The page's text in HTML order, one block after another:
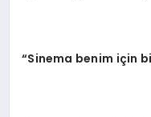
“Sinema benim için